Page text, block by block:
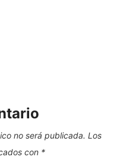
no será publicada. Los
con *